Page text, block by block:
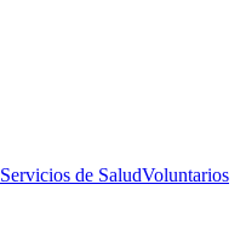
Servicios de SaludVoluntarios